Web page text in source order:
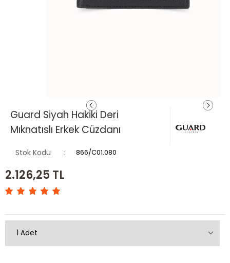
Guard Siyah Hakiki Deri
Mıknatıslı Erkek Cüzdanı
Stok Kodu 866/C01.080
2.126,25 TL